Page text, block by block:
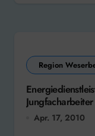
Region
Apr. 17, 2010